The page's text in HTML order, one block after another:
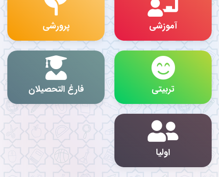
آموزشی پرورشی
تربیتی فارغ التحصیلان
اولیا